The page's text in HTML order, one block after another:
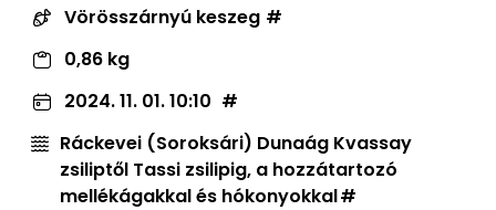
Vörösszárnyú keszeg
0,86 kg
2024. 11. 01. 10:10
Ráckevei (Soroksári) Dunaág Kvassay
zsiliptől Tassi zsilipig, a hozzátartozó
mellékágakkal és hókonyokkal